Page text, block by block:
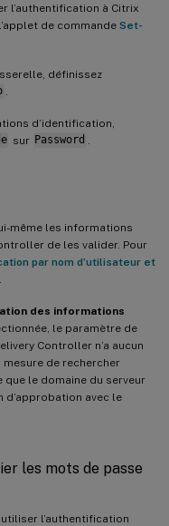
l’authentification à Citrix
de commande Set-
définissez
d’identification,
sur Password
même les informations
de les valider. Pour
par nom d’utilisateur et
des informations
le paramètre de
Controller n’a aucun
de rechercher
que le domaine du serveur
avec le
les mots de passe
l’authentification